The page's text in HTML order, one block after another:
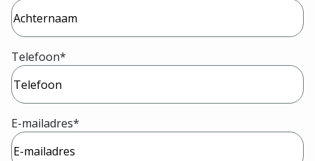
Voornaam
Telefoon*
E-mailadres*